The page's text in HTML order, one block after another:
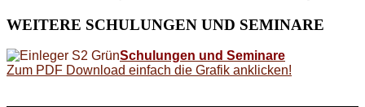
WEITERE SCHULUNGEN UND SEMINARE
Schulungen und Seminare
Zum PDF Download einfach die Grafik anklicken!